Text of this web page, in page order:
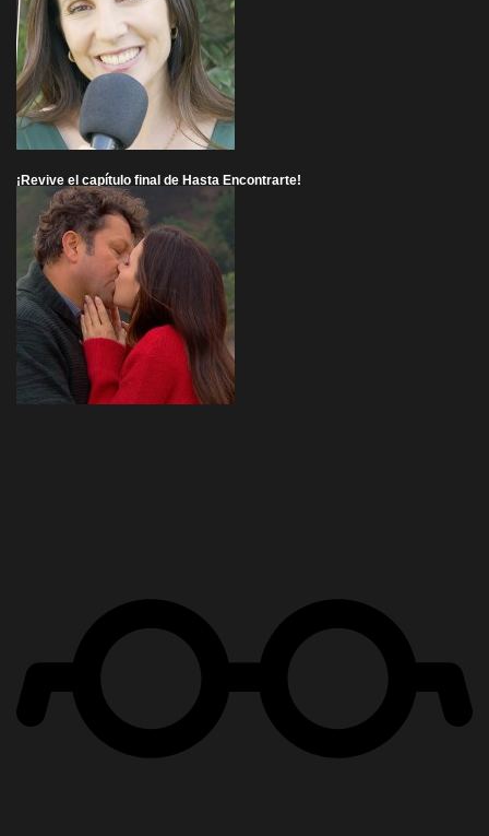
¡Revive el capítulo final de Hasta Encontrarte!